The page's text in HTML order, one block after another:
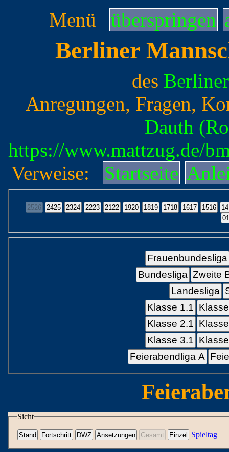
Menü überspringen
Berliner
des
Anregungen, Fragen,
Dauth
https://www.mattzug.de/
Verweise:
Startseite
Frauenbundesliga
Bundesliga Zweite
Landesliga
Klasse 1.1
Klasse 2.1
Klasse 3.1
Feierabendliga A
Sicht
Spieltag